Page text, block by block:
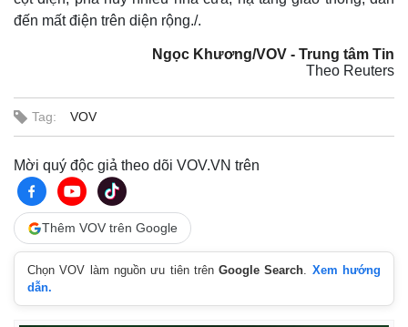
đến mất điện trên diện rộng./.
Ngọc Khương/VOV - Trung tâm Tin
Theo Reuters
Tag: VOV
Mời quý độc giả theo dõi VOV.VN trên
Thêm VOV trên Google
Chọn VOV làm nguồn ưu tiên trênGoogle Search. Xem hướng
dẫn.